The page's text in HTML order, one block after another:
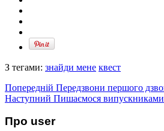
З тегами: знайди мене квест
Попередній Передзвони першого
Наступний Пишаємося
Про user